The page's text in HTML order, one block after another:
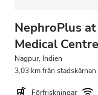
GHIC
Lokaler
NephroPlus
Medical Centre
Nagpur, Indien
3,03 km från stadskärnan
Förfriskningar